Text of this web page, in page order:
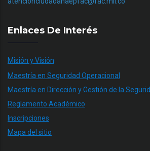
Enlaces De Interés
Misión y Visión
Maestría en Seguridad Operacional
Maestría en Dirección y Gestión de la
Reglamento Académico
Inscripciones
Mapa del sitio